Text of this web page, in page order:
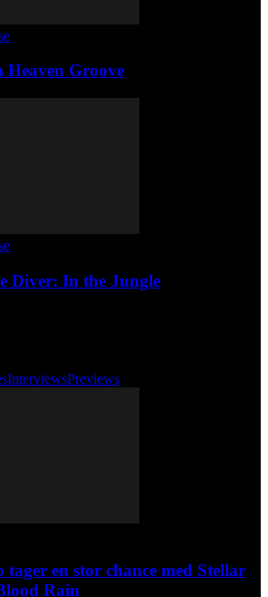
Heaven Groove
Diver: In the Jungle
InterviewsPreviews
tager en stor chance med Stellar
Rain